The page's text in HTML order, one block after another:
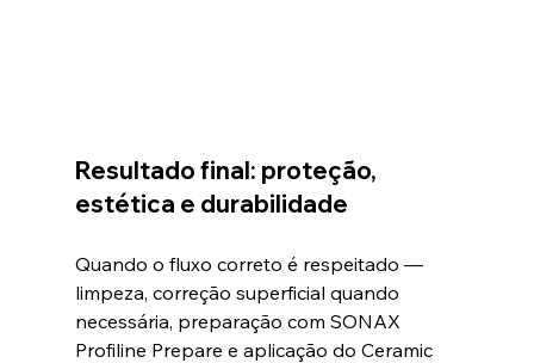
Resultado final: proteção,
estética e durabilidade
Quando o fluxo correto é respeitado —
limpeza, correção superficial quando
necessária, preparação com SONAX
Profiline Prepare e aplicação do Ceramic